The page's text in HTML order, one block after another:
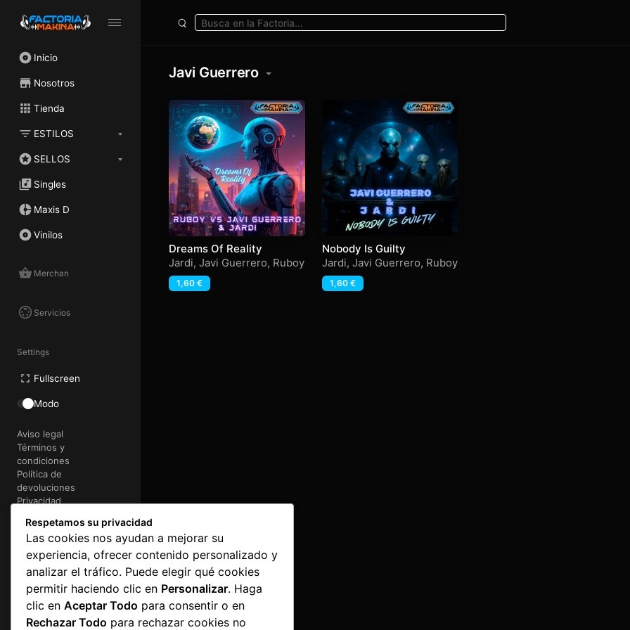
Inicio
Nosotros
Tienda
ESTILOS
SELLOS
Singles
Maxis D
Vinilos
Merchan
Servicios
Settings
Fullscreen
Modo
Aviso legal
Términos y
condiciones
Política de
devoluciones
Privacidad
@2026 FactoriaMakina
Art&Codee-lectronica
Javi Guerrero
Dreams Of Reality
Jardi, Javi Guerrero, Ruboy
1,60 €
Nobody Is Guilty
Jardi, Javi Guerrero, Ruboy
1,60 €
Respetamos su privacidad
Las cookies nos ayudan a mejorar su
experiencia, ofrecer contenido personalizado y
analizar el tráfico. Puede elegir qué cookies
permitir haciendo clic en Personalizar. Haga
clic en Aceptar Todo para consentir o en
Rechazar Todo para rechazar cookies no